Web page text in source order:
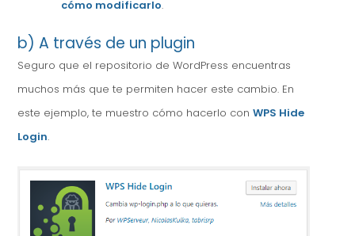
cómo modificarlo.
b) A través de un plugin
Seguro que el repositorio de WordPress encuentras
muchos más que te permiten hacer este cambio. En
este ejemplo, te muestro cómo hacerlo conWPS Hide
Login.